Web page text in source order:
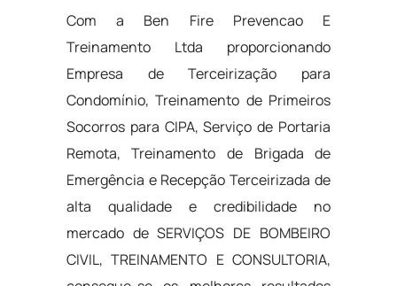
Com a Ben Fire Prevencao E
Treinamento Ltda proporcionando
Empresa de Terceirização para
Condomínio, Treinamento de Primeiros
Socorros para CIPA, Serviço de Portaria
Remota, Treinamento de Brigada de
Emergência e Recepção Terceirizada de
alta qualidade e credibilidade no
mercado de SERVIÇOS DE BOMBEIRO
CIVIL, TREINAMENTO E CONSULTORIA,